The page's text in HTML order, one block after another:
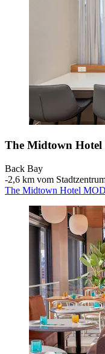
The Midtown Hotel
Back Bay
‐2,6 km vom
The Midtown Hotel